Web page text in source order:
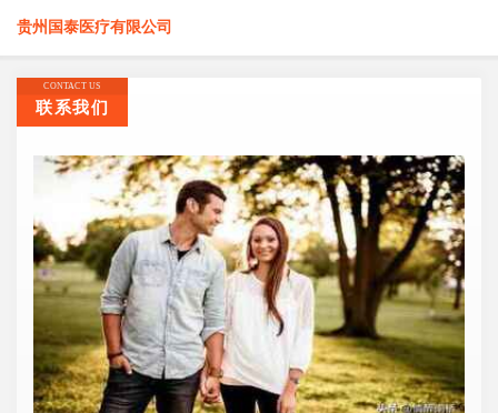
贵州国泰医疗有限公司
CONTACT US
联系我们